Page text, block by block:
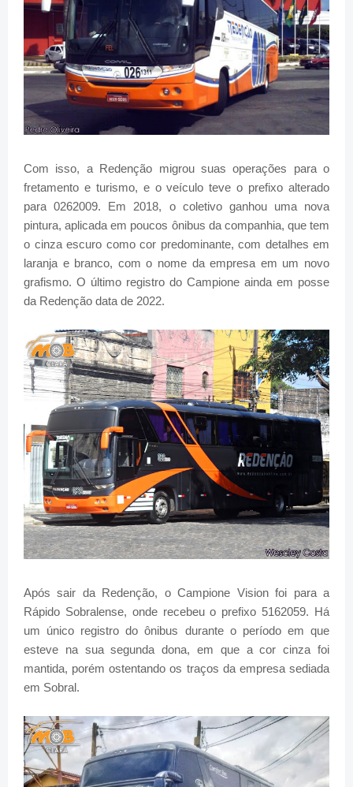
Com isso, a Redenção migrou suas operações para o
fretamento e turismo, e o veículo teve o prefixo alterado
para 0262009. Em 2018, o coletivo ganhou uma nova
pintura, aplicada em poucos ônibus da companhia, que tem
o cinza escuro como cor predominante, com detalhes em
laranja e branco, com o nome da empresa em um novo
grafismo. O último registro do Campione ainda em posse
da Redenção data de 2022.
Após sair da Redenção, o Campione Vision foi para a
Rápido Sobralense, onde recebeu o prefixo 5162059. Há
um único registro do ônibus durante o período em que
esteve na sua segunda dona, em que a cor cinza foi
mantida, porém ostentando os traços da empresa sediada
em Sobral.